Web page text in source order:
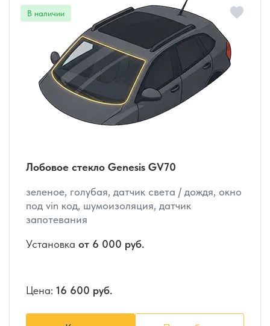
Лобовое стекло Genesis GV70
зеленое, голубая, датчик света / дождя, окно
под vin код, шумоизоляция, датчик
запотевания
Установка от 6 000 руб.
Цена: 16 600 руб.